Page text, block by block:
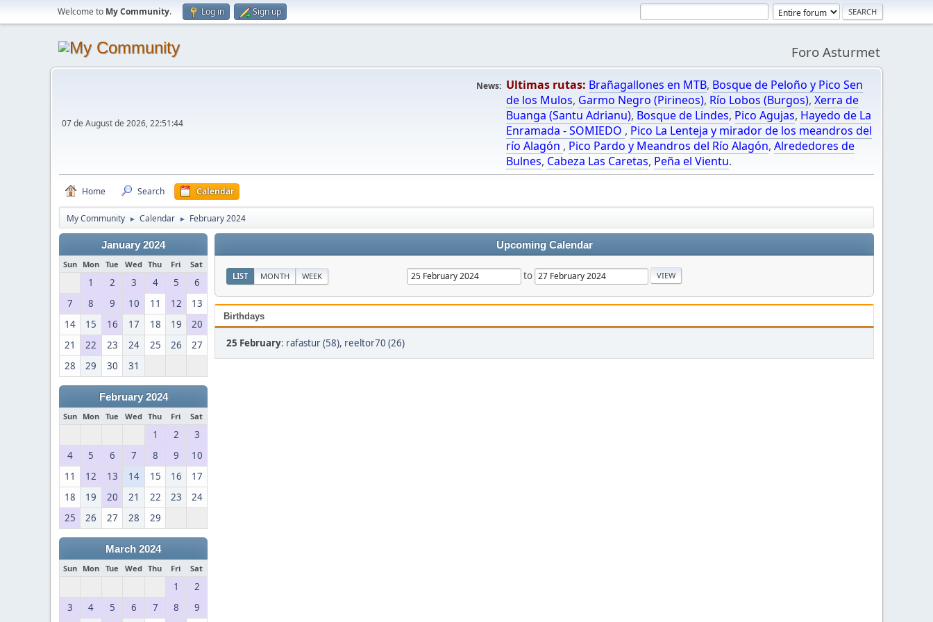
Welcome to My Community. Log in Sign up
Foro Asturmet
07 de August de 2026, 22:51:44
News: Ultimas rutas: Brañagallones en MTB, Bosque de Peloño y Pico Sen
de los Mulos, Garmo Negro (Pirineos), Río Lobos (Burgos), Xerra de
Buanga (Santu Adrianu), Bosque de Lindes, Pico Agujas, Hayedo de La
Enramada - SOMIEDO , Pico La Lenteja y mirador de los meandros del
río Alagón , Pico Pardo y Meandros del Río Alagón, Alrededores de
Bulnes, Cabeza Las Caretas, Peña el Vientu.
Home Search Calendar
My Community ► Calendar ► February 2024
January 2024
Sun Mon Tue Wed Thu Fri Sat
1 2 3 4 5
6
7
8 9 10 11 12
13
14
15 16 17 18 19
20
21
22 23 24 25 26
27
28
29 30 31
February 2024
Sun Mon Tue Wed Thu Fri Sat
1 2
3
4
5 6 7 8 9
10
11
12 13 14 15 16
17
18
19 20 21 22 23
24
25
26 27 28 29
March 2024
Sun Mon Tue Wed Thu Fri Sat
1
2
3
4 5 6 7 8 9
Upcoming Calendar
LIST MONTH WEEK to
Birthdays
25 February: rafastur (58), reeltor70 (26)